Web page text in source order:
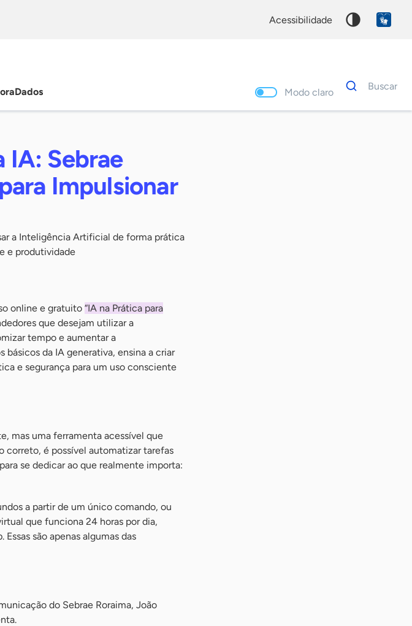
acessibilidade
Dados Modo claro
Dados
para
Buscar
IA: Sebrae
Impulsionar
a Inteligência Artificial de forma prática
e produtividade
online e gratuito “IA na Prática para
que desejam utilizar a
tempo e aumentar a
da IA generativa, ensina a criar
e segurança para um uso consciente
mas uma ferramenta acessível que
correto, é possível automatizar tarefas
se dedicar ao que realmente importa:
a partir de um único comando, ou
que funciona 24 horas por dia,
são apenas algumas das
do Sebrae Roraima, João